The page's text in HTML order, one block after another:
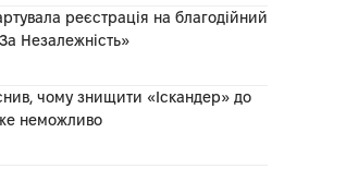
реєстрація на благодійний
Незалежність»
чому знищити «Іскандер» до
неможливо